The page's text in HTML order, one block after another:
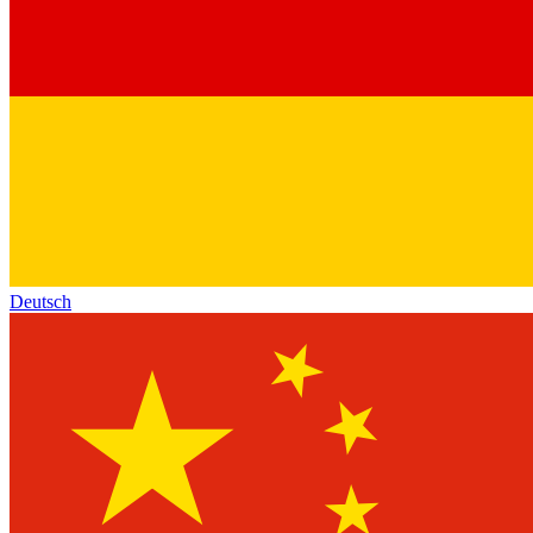
Deutsch